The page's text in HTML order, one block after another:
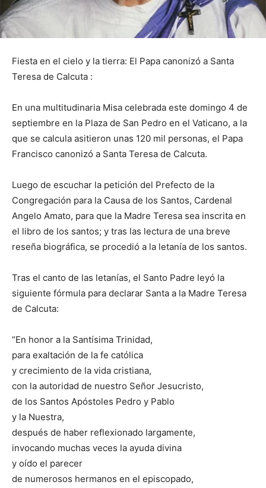
Fiesta en el cielo y la tierra: El Papa canonizó a Santa
Teresa de Calcuta :
En una multitudinaria Misa celebrada este domingo 4 de
septiembre en la Plaza de San Pedro en el Vaticano, a la
que se calcula asitieron unas 120 mil personas, el Papa
Francisco canonizó a Santa Teresa de Calcuta.
Luego de escuchar la petición del Prefecto de la
Congregación para la Causa de los Santos, Cardenal
Angelo Amato, para que la Madre Teresa sea inscrita en
el libro de los santos; y tras las lectura de una breve
reseña biográfica, se procedió a la letanía de los santos.
Tras el canto de las letanías, el Santo Padre leyó la
siguiente fórmula para declarar Santa a la Madre Teresa
de Calcuta:
“En honor a la Santísima Trinidad,
para exaltación de la fe católica
y crecimiento de la vida cristiana,
con la autoridad de nuestro Señor Jesucristo,
de los Santos Apóstoles Pedro y Pablo
y la Nuestra,
después de haber reflexionado largamente,
invocando muchas veces la ayuda divina
y oído el parecer
de numerosos hermanos en el episcopado,